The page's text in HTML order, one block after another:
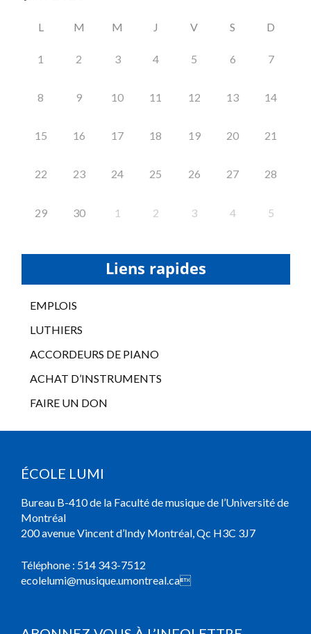
L M M J V S D
1 2 3 4 5 6 7
8 9 10 11 12 13 14
15 16 17 18 19 20 21
22 23 24 25 26 27 28
29 30 1 2 3 4 5
Liens rapides
EMPLOIS
LUTHIERS
ACCORDEURS DE PIANO
ACHAT D’INSTRUMENTS
FAIRE UN DON
ÉCOLE LUMI
Bureau B-410 de la Faculté de musique de l’Université de
Montréal
200 avenue Vincent d’Indy Montréal, Qc H3C 3J7
Téléphone : 514 343-7512
ecolelumi@musique.umontreal.ca